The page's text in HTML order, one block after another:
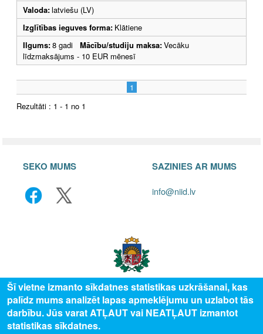
Valoda:latviešu (LV)
Izglītības ieguves forma: Klātiene
Ilgums:8 gadi Mācību/studiju maksa:Vecāku
līdzmaksājums - 10 EUR mēnesī
1
Rezultāti : 1 - 1 no 1
SEKO MUMS SAZINIES AR MUMS
info@niid.lv
© 2025 Valsts izglītības attīstības aģentūra, publicētā satura visas tiesības
Šī vietne izmanto sīkdatnes statistikas uzkrāšanai, kas
palīdz mums analizēt lapas apmeklējumu un uzlabot tās
darbību. Jūs varat ATĻAUT vai NEATĻAUT izmantot
statistikas sīkdatnes.